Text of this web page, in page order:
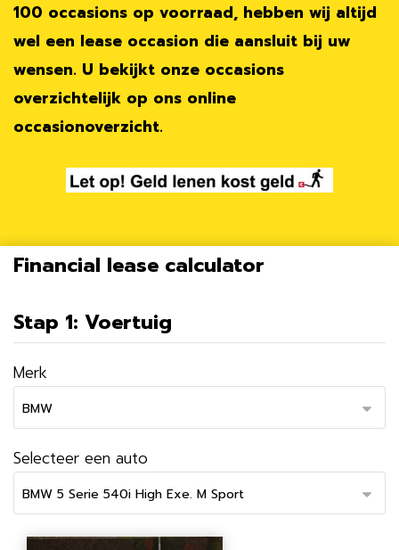
100 occasions op voorraad, hebben wij altijd
wel een lease occasion die aansluit bij uw
wensen. U bekijkt onze occasions
overzichtelijk op ons online
occasionoverzicht.
Financial lease calculator
Stap 1: Voertuig
Merk
Selecteer een auto